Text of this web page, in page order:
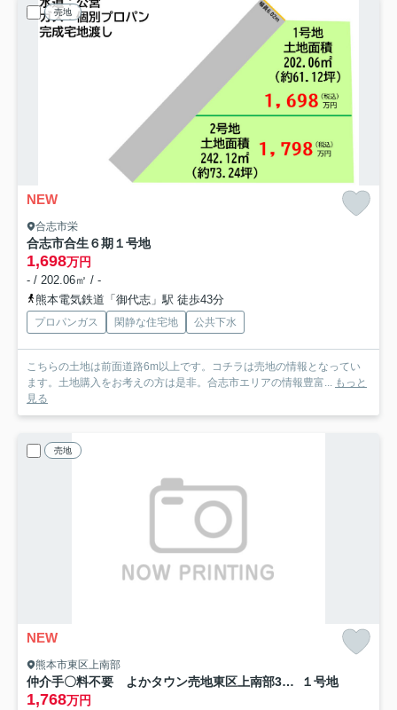
売地
NEW
合志市栄
合志市合生６期 １号地
1,698万円
- / 202.06㎡ / -
熊本電気鉄道「御代志」駅 徒歩43分
プロパンガス 閑静な住宅地 公共下水
こちらの土地は前面道路6m以上です。コチラは売地の情報となってい
ます。土地購入をお考えの方は是非。合志市エリアの情報豊富... もっと
見る
売地
NEW
熊本市東区上南部
仲介手〇料不要 よかタウン売地東区上南部3丁目１期【託麻北小・東部中】 １号地
1,768万円